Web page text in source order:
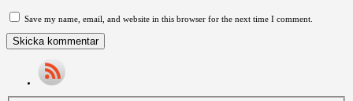
Save my name, email, and website in this browser for the next time I comment.